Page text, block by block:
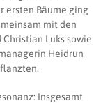
ersten Bäume ging
mit den
Luks sowie
Heidrun
Insgesamt